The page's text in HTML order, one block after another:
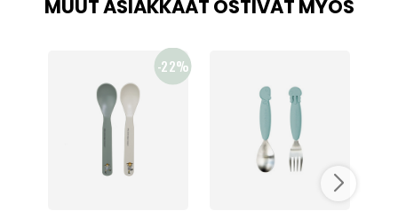
MUUT ASIAKKAAT OSTIVAT MYÖS